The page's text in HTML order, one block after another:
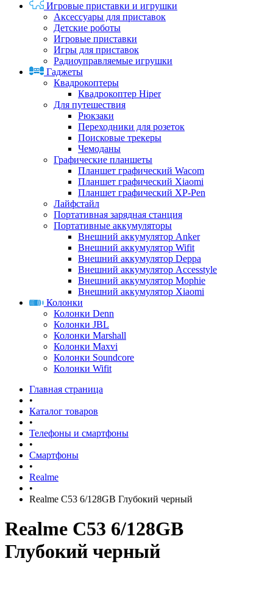
Игровые приставки и игрушки
Аксессуары для приставок
Детские роботы
Игровые приставки
Игры для приставок
Радиоуправляемые игрушки
Гаджеты
Квадрокоптеры
Квадрокоптер Hiper
Для путешествия
Рюкзаки
Переходники для розеток
Поисковые трекеры
Чемоданы
Графические планшеты
Планшет графический Wacom
Планшет графический Xiaomi
Планшет графический XP-Pen
Лайфстайл
Портативная зарядная станция
Портативные аккумуляторы
Внешний аккумулятор Anker
Внешний аккумулятор Wifit
Внешний аккумулятор Deppa
Внешний аккумулятор Accesstyle
Внешний аккумулятор Mophie
Внешний аккумулятор Xiaomi
Колонки
Колонки Denn
Колонки JBL
Колонки Marshall
Колонки Maxvi
Колонки Soundcore
Колонки Wifit
Главная страница
•
Каталог товаров
•
Телефоны и смартфоны
•
Смартфоны
•
Realme
•
Realme C53 6/128GB Глубокий черный
Realme C53 6/128GB
Глубокий черный